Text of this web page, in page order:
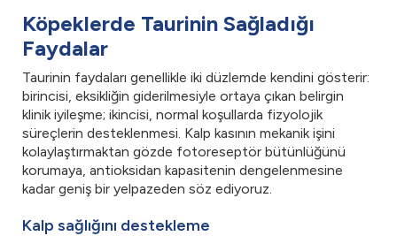
Köpeklerde Taurinin Sağladığı
Faydalar
Taurinin faydaları genellikle iki düzlemde kendini gösterir:
birincisi, eksikliğin giderilmesiyle ortaya çıkan belirgin
klinik iyileşme; ikincisi, normal koşullarda fizyolojik
süreçlerin desteklenmesi. Kalp kasının mekanik işini
kolaylaştırmaktan gözde fotoreseptör bütünlüğünü
korumaya, antioksidan kapasitenin dengelenmesine
kadar geniş bir yelpazeden söz ediyoruz.
Kalp sağlığını destekleme